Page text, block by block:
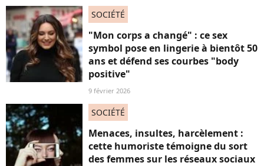
SOCIÉTÉ
"Mon corps a changé" : ce sex
symbol pose en lingerie à bientôt 50
ans et défend ses courbes "body
positive"
9 février 2026
SOCIÉTÉ
Menaces, insultes, harcèlement :
cette humoriste témoigne du sort
des femmes sur les réseaux sociaux